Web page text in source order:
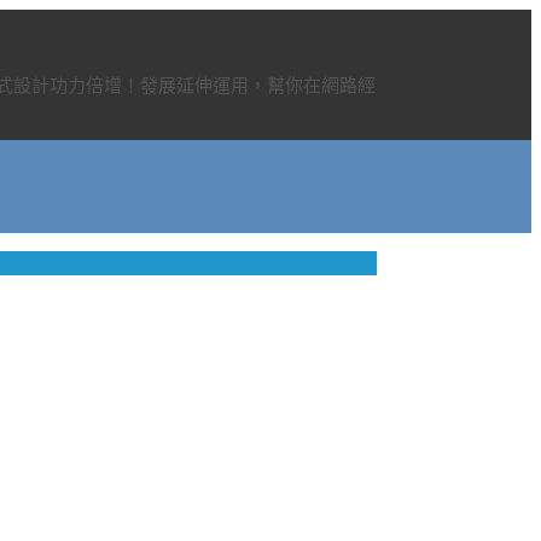
計功力倍增！發展延伸運用，幫你在網路經